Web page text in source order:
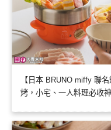
【日本 BRUNO miffy 聯
烤，小宅、一人料理必收神